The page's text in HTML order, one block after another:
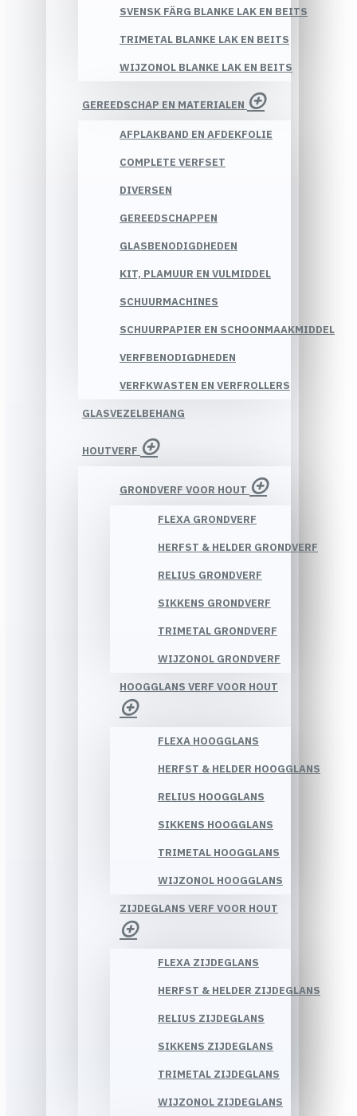
SVENSK FÄRG BLANKE LAK EN BEITS
TRIMETAL BLANKE LAK EN BEITS
WIJZONOL BLANKE LAK EN BEITS
GEREEDSCHAP EN MATERIALEN
AFPLAKBAND EN AFDEKFOLIE
COMPLETE VERFSET
DIVERSEN
GEREEDSCHAPPEN
GLASBENODIGDHEDEN
KIT, PLAMUUR EN VULMIDDEL
SCHUURMACHINES
SCHUURPAPIER EN SCHOONMAAKMIDDEL
VERFBENODIGDHEDEN
VERFKWASTEN EN VERFROLLERS
GLASVEZELBEHANG
HOUTVERF
GRONDVERF VOOR HOUT
FLEXA GRONDVERF
HERFST & HELDER GRONDVERF
RELIUS GRONDVERF
SIKKENS GRONDVERF
TRIMETAL GRONDVERF
WIJZONOL GRONDVERF
HOOGGLANS VERF VOOR HOUT
FLEXA HOOGGLANS
HERFST & HELDER HOOGGLANS
RELIUS HOOGGLANS
SIKKENS HOOGGLANS
TRIMETAL HOOGGLANS
WIJZONOL HOOGGLANS
ZIJDEGLANS VERF VOOR HOUT
FLEXA ZIJDEGLANS
HERFST & HELDER ZIJDEGLANS
RELIUS ZIJDEGLANS
SIKKENS ZIJDEGLANS
TRIMETAL ZIJDEGLANS
WIJZONOL ZIJDEGLANS